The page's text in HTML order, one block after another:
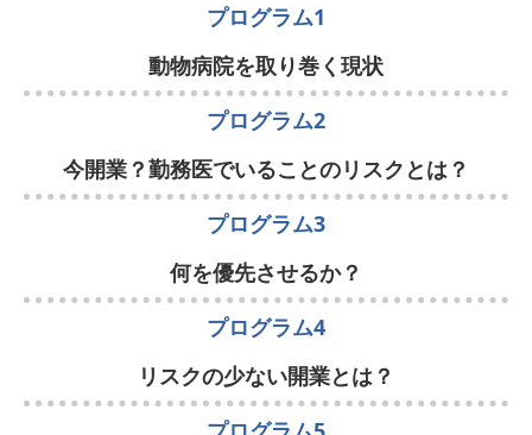
プログラム1
動物病院を取り巻く現状
プログラム2
今開業？勤務医でいることのリスクとは？
プログラム3
何を優先させるか？
プログラム4
リスクの少ない開業とは？